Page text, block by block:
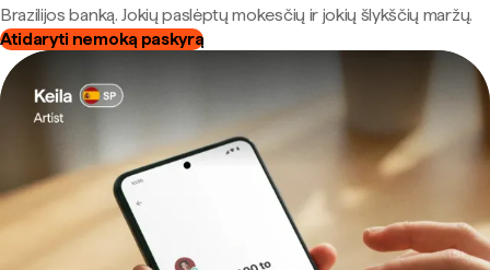
Brazilijos banką. Jokių paslėptų mokesčių ir jokių šlykščių maržų.
Atidaryti nemoką paskyrą